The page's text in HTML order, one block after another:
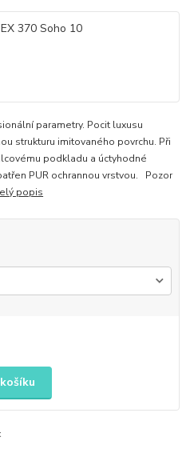
parametry. Pocit luxusu
strukturu imitovaného povrchu. Při
podkladu a úctyhodné
PUR ochrannou vrstvou. Pozor
popis